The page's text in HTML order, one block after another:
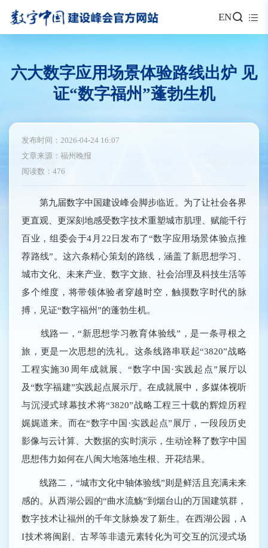
EN
六大数字应用场景体验路线出炉 见
证“数字福州”蓬勃生机
发布时间：2026-04-24 16:07
文章来源：福州晚报
阅读数：476
第九届数字中国建设峰会脚步临近。为了让社会各界
更直观、更深刻地感受数字技术重塑城市肌理、赋能千行
百业，组委会于4月22日发布了“数字应用场景体验点推
荐路线”。这六条精心策划的路线，涵盖了新思想学习、
城市文化、未来产业、数字文旅、社会治理及科技生活等
多个维度，将带领体验者穿越时空，触摸数字时代的脉
搏，见证“数字福州”的蓬勃生机。
线路一，“新思想学习教育体验线”，是一条寻根之
旅，更是一次思想的洗礼。这条线路串联起“3820”战略
工程实施30周年成就展、“数字中国·实践起点”展厅以
及“数字福建”实践起点展示厅。在成就展中，多媒体视听
与沉浸式球幕技术将“3820”战略工程三十载的辉煌历程
娓娓道来。而在“数字中国·实践起点”展厅，一段段历史
影像与云计算、大数据的实时演示，生动诠释了数字中国
思想伟力如何在八闽大地落地生根、开花结果。
线路二，“城市文化中轴体验线”则是鲜活且充满未来
感的。从西湖公园的“曲水流觞”到烟台山的万国建筑群，
数字技术让福州的千年文脉焕发了新生。在西湖公园，A
I技术将闽剧、古琴等非遗元素转化为可交互的沉浸式场